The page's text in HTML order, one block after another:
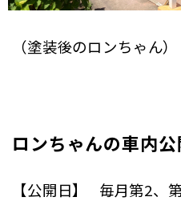
（塗装後のロンちゃん）
ロンちゃんの車内
【公開日】 毎月第2、